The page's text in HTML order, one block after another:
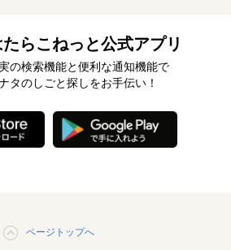
たらこねっと公式アプリ
の検索機能と便利な通知機能で
タのしごと探しをお手伝い！
ページトップへ